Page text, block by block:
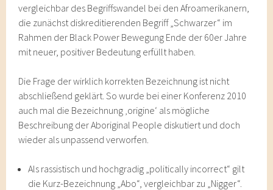
vergleichbar des Begriffswandel bei den Afroamerikanern,
die zunächst diskreditierenden Begriff „Schwarzer“ im
Rahmen der Black Power Bewegung Ende der 60er Jahre
mit neuer, positiver Bedeutung erfüllt haben.
Die Frage der wirklich korrekten Bezeichnung ist nicht
abschließend geklärt. So wurde bei einer Konferenz 2010
auch mal die Bezeichnung ‚origine‘ als mögliche
Beschreibung der Aboriginal People diskutiert und doch
wieder als unpassend verworfen.
Als rassistisch und hochgradig „politically incorrect“ gilt
die Kurz-Bezeichnung „Abo“, vergleichbar zu „Nigger“.